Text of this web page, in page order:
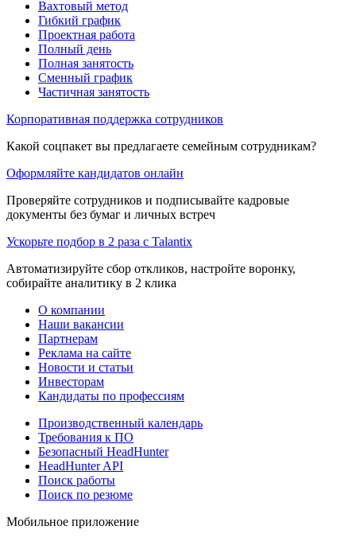
Вахтовый метод
Гибкий график
Проектная работа
Полный день
Полная занятость
Сменный график
Частичная занятость
Корпоративная поддержка сотрудников
Какой соцпакет вы предлагаете семейным сотрудникам?
Оформляйте кандидатов онлайн
Проверяйте сотрудников и подписывайте кадровые
документы без бумаг и личных встреч
Ускорьте подбор в 2 раза с Talantix
Автоматизируйте сбор откликов, настройте воронку,
собирайте аналитику в 2 клика
О компании
Наши вакансии
Партнерам
Реклама на сайте
Новости и статьи
Инвесторам
Кандидаты по профессиям
Производственный календарь
Требования к ПО
Безопасный HeadHunter
HeadHunter API
Поиск работы
Поиск по резюме
Мобильное приложение